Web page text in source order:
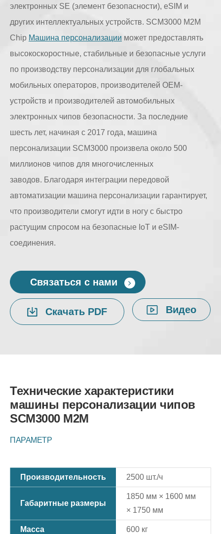
электронных SE (элемент безопасности), eSIM и
других интеллектуальных устройств. SCM3000 M2M
Chip Машина персонализации может предоставлять
высокоскоростные, стабильные и безопасные услуги
по производству персонализации для глобальных
мобильных операторов, производителей OEM-
устройств и производителей автомобильных
электронных чипов безопасности. За последние
шесть лет, начиная с 2017 года, машина
персонализации SCM3000 произвела около 500
миллионов чипов для многочисленных
заводов. Благодаря интеграции передовой
автоматизации машина персонализации гарантирует,
что производители смогут идти в ногу с быстро
растущим спросом на безопасные IoT и eSIM-
соединения.
Связаться с нами
Скачать PDF Видео
Технические характеристики
машины персонализации чипов
SCM3000 M2M
ПАРАМЕТР
Производительность 2500 шт./ч
Габаритные размеры
1850 мм × 1600 мм
× 1750 мм
Масса 600 кг